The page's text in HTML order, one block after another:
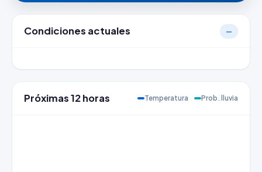
Condiciones actuales —
Próximas 12 horas Temperatura Prob. lluvia